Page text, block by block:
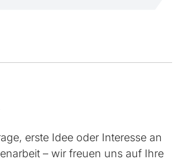
erste Idee oder Interesse an
– wir freuen uns auf Ihre